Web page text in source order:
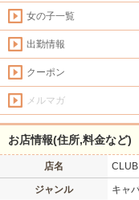
女の子一覧
出勤情報
クーポン
メルマガ
お店情報(住所,料金など)
店名
ジャンル キャ